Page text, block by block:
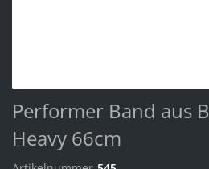
Performer Band aus
Heavy 66cm